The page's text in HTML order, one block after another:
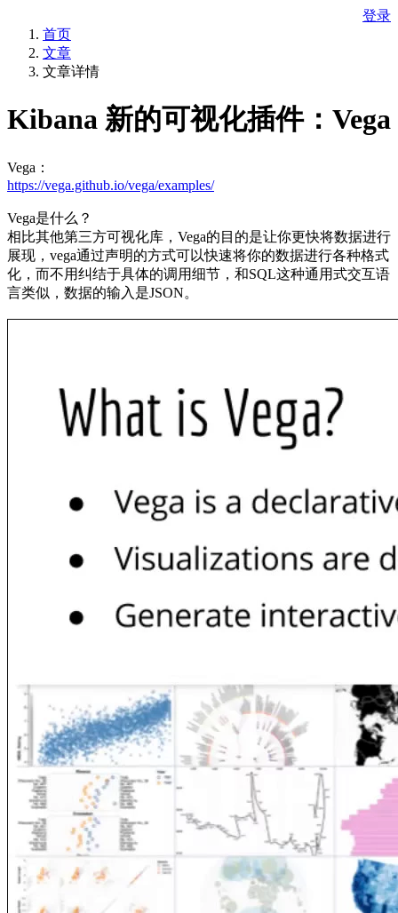
登录
首页
文章
文章详情
Kibana 新的可视化插件：Vega
Vega：
https://vega.github.io/vega/examples/
Vega是什么？
相比其他第三方可视化库，Vega的目的是让你更快将数据进行
展现，vega通过声明的方式可以快速将你的数据进行各种格式
化，而不用纠结于具体的调用细节，和SQL这种通用式交互语
言类似，数据的输入是JSON。